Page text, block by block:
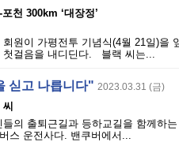
천 300km ‘대장정’
원이 가평전투 기념식(4월 21일)을
첫걸음을 내디딘다. 블랙 씨는...
싣고 나릅니다" 2023.03.31 (금)
의 출퇴근길과 등하교길을 함께하
스 운전사다. 밴쿠버에서...